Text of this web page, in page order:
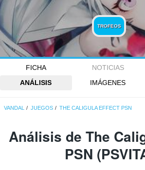
TROFEOS
FICHA NOTICIAS
ANÁLISIS
IMÁGENES
VANDAL JUEGOS THE CALIGULA EFFECT PSN
Análisis de The
PSN